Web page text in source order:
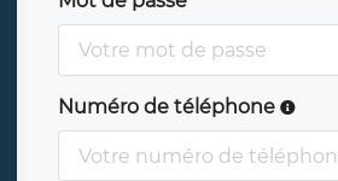
Numéro de téléphone